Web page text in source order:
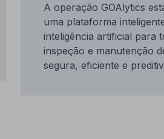
A operação GOAlytics
uma plataforma
inteligência artificial para
inspeção e manutenção
segura, eficiente e